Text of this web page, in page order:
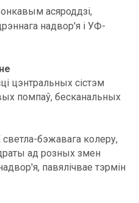
асяроддзі,
надвор'я і УФ-
цэнтральных сістэм
помпаў, бесканальных
бэжавага колеру,
ад розных змен
павялічвае тэрмін